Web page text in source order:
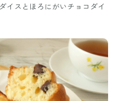
イスとほろにがいチョコダイ